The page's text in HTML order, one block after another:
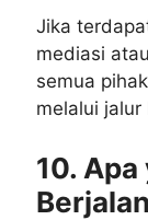
Jika
mediasi
semua
melalui jalur
10.